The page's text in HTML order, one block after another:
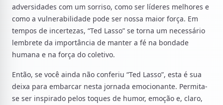
adversidades com um sorriso, como ser líderes melhores e
como a vulnerabilidade pode ser nossa maior força. Em
tempos de incertezas, “Ted Lasso” se torna um necessário
lembrete da importância de manter a fé na bondade
humana e na força do coletivo.
Então, se você ainda não conferiu “Ted Lasso”, esta é sua
deixa para embarcar nesta jornada emocionante. Permita-
se ser inspirado pelos toques de humor, emoção e, claro,